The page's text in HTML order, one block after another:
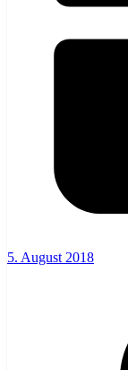
5. August 2018